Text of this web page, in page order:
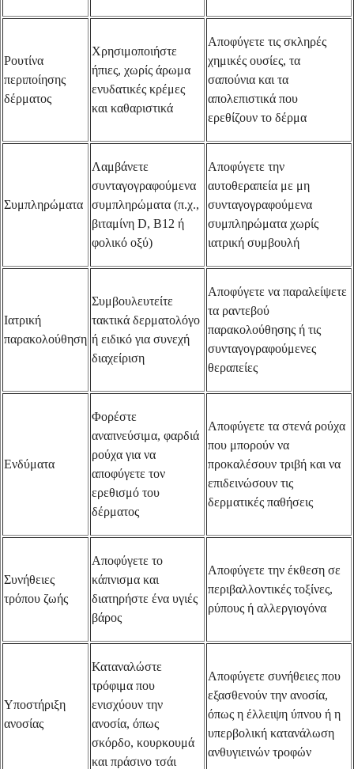
Ρουτίνα
περιποίησης
δέρματος
Χρησιμοποιήστε
ήπιες, χωρίς άρωμα
ενυδατικές κρέμες
και καθαριστικά
Αποφύγετε τις σκληρές
χημικές ουσίες, τα
σαπούνια και τα
απολεπιστικά που
ερεθίζουν το δέρμα
Συμπληρώματα
Λαμβάνετε
συνταγογραφούμενα
συμπληρώματα (π.χ.,
βιταμίνη D, Β12 ή
φολικό οξύ)
Αποφύγετε την
αυτοθεραπεία με μη
συνταγογραφούμενα
συμπληρώματα χωρίς
ιατρική συμβουλή
Ιατρική
παρακολούθηση
Συμβουλευτείτε
τακτικά δερματολόγο
ή ειδικό για συνεχή
διαχείριση
Αποφύγετε να παραλείψετε
τα ραντεβού
παρακολούθησης ή τις
συνταγογραφούμενες
θεραπείες
Ενδύματα
Φορέστε
αναπνεύσιμα, φαρδιά
ρούχα για να
αποφύγετε τον
ερεθισμό του
δέρματος
Αποφύγετε τα στενά ρούχα
που μπορούν να
προκαλέσουν τριβή και να
επιδεινώσουν τις
δερματικές παθήσεις
Συνήθειες
τρόπου ζωής
Αποφύγετε το
κάπνισμα και
διατηρήστε ένα υγιές
βάρος
Αποφύγετε την έκθεση σε
περιβαλλοντικές τοξίνες,
ρύπους ή αλλεργιογόνα
Υποστήριξη
ανοσίας
Καταναλώστε
τρόφιμα που
ενισχύουν την
ανοσία, όπως
σκόρδο, κουρκουμά
και πράσινο τσάι
Αποφύγετε συνήθειες που
εξασθενούν την ανοσία,
όπως η έλλειψη ύπνου ή η
υπερβολική κατανάλωση
ανθυγιεινών τροφών